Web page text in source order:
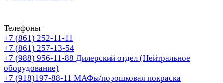
Телефоны
+7 (861) 252-11-11
+7 (861) 257-13-54
+7 (988) 956-11-88 Дилерский отдел (Нейтральное
оборудование)
+7 (918)197-88-11 МАФы/порошковая покраска